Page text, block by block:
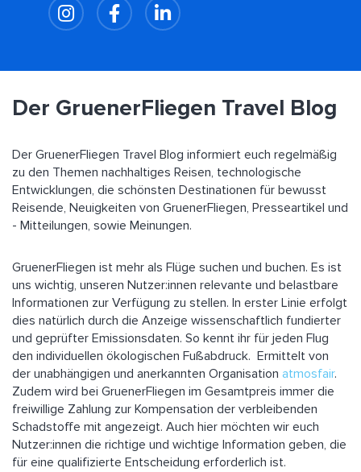
Der GruenerFliegen Travel Blog
Der GruenerFliegen Travel Blog informiert euch regelmäßig
zu den Themen nachhaltiges Reisen, technologische
Entwicklungen, die schönsten Destinationen für bewusst
Reisende, Neuigkeiten von GruenerFliegen, Presseartikel und
- Mitteilungen, sowie Meinungen.
GruenerFliegen ist mehr als Flüge suchen und buchen. Es ist
uns wichtig, unseren Nutzer:innen relevante und belastbare
Informationen zur Verfügung zu stellen. In erster Linie erfolgt
dies natürlich durch die Anzeige wissenschaftlich fundierter
und geprüfter Emissionsdaten. So kennt ihr für jeden Flug
den individuellen ökologischen Fußabdruck. Ermittelt von
der unabhängigen und anerkannten Organisation atmosfair.
Zudem wird bei GruenerFliegen im Gesamtpreis immer die
freiwillige Zahlung zur Kompensation der verbleibenden
Schadstoffe mit angezeigt. Auch hier möchten wir euch
Nutzer:innen die richtige und wichtige Information geben, die
für eine qualifizierte Entscheidung erforderlich ist.